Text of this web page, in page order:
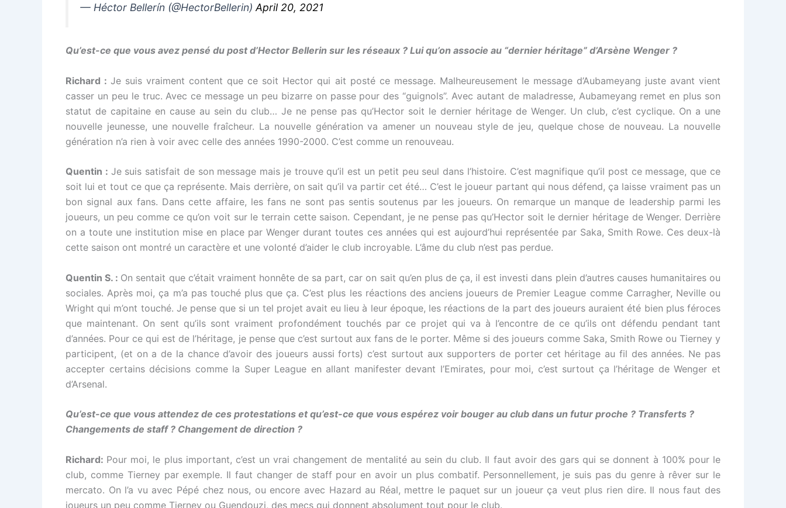
— Héctor Bellerín (@HectorBellerin) April 20, 2021
Qu’est-ce que vous avez pensé du post d’Hector Bellerin sur les réseaux ? Lui qu’on associe au “dernier héritage” d’Arsène Wenger ?
Richard :Je suis vraiment content que ce soit Hector qui ait posté ce message. Malheureusement le message d’Aubameyang juste avant vient
casser un peu le truc. Avec ce message un peu bizarre on passe pour des “guignols”. Avec autant de maladresse, Aubameyang remet en plus son
statut de capitaine en cause au sein du club… Je ne pense pas qu’Hector soit le dernier héritage de Wenger. Un club, c’est cyclique. On a une
nouvelle jeunesse, une nouvelle fraîcheur. La nouvelle génération va amener un nouveau style de jeu, quelque chose de nouveau. La nouvelle
génération n’a rien à voir avec celle des années 1990-2000. C’est comme un renouveau.
Quentin : Je suis satisfait de son message mais je trouve qu’il est un petit peu seul dans l’histoire. C’est magnifique qu’il post ce message, que ce
soit lui et tout ce que ça représente. Mais derrière, on sait qu’il va partir cet été… C’est le joueur partant qui nous défend, ça laisse vraiment pas un
bon signal aux fans. Dans cette affaire, les fans ne sont pas sentis soutenus par les joueurs. On remarque un manque de leadership parmi les
joueurs, un peu comme ce qu’on voit sur le terrain cette saison. Cependant, je ne pense pas qu’Hector soit le dernier héritage de Wenger. Derrière
on a toute une institution mise en place par Wenger durant toutes ces années qui est aujourd’hui représentée par Saka, Smith Rowe. Ces deux-là
cette saison ont montré un caractère et une volonté d’aider le club incroyable. L’âme du club n’est pas perdue.
Quentin S. : On sentait que c’était vraiment honnête de sa part, car on sait qu’en plus de ça, il est investi dans plein d’autres causes humanitaires ou
sociales. Après moi, ça m’a pas touché plus que ça. C’est plus les réactions des anciens joueurs de Premier League comme Carragher, Neville ou
Wright qui m’ont touché. Je pense que si un tel projet avait eu lieu à leur époque, les réactions de la part des joueurs auraient été bien plus féroces
que maintenant. On sent qu’ils sont vraiment profondément touchés par ce projet qui va à l’encontre de ce qu’ils ont défendu pendant tant
d’années. Pour ce qui est de l’héritage, je pense que c’est surtout aux fans de le porter. Même si des joueurs comme Saka, Smith Rowe ou Tierney y
participent, (et on a de la chance d’avoir des joueurs aussi forts) c’est surtout aux supporters de porter cet héritage au fil des années. Ne pas
accepter certains décisions comme la Super League en allant manifester devant l’Emirates, pour moi, c’est surtout ça l’héritage de Wenger et
d’Arsenal.
Qu’est-ce que vous attendez de ces protestations et qu’est-ce que vous espérez voir bouger au club dans un futur proche ? Transferts ?
Changements de staff ? Changement de direction ?
Richard: Pour moi, le plus important, c’est un vrai changement de mentalité au sein du club. Il faut avoir des gars qui se donnent à 100% pour le
club, comme Tierney par exemple. Il faut changer de staff pour en avoir un plus combatif. Personnellement, je suis pas du genre à rêver sur le
mercato. On l’a vu avec Pépé chez nous, ou encore avec Hazard au Réal, mettre le paquet sur un joueur ça veut plus rien dire. Il nous faut des
joueurs un peu comme Tierney ou Guendouzi, des mecs qui donnent absolument tout pour le club.